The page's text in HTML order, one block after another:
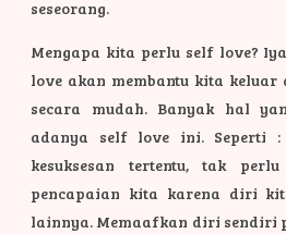
seseorang.
Mengapa kita perlu self love?
love akan membantu kita
secara mudah. Banyak hal
adanya self love ini. Seperti :
kesuksesan tertentu, tak
pencapaian kita karena diri
lainnya. Memaafkan diri sendiri